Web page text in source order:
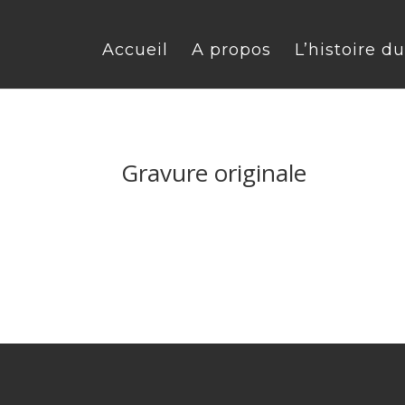
Accueil A propos L’histoire
Gravure originale